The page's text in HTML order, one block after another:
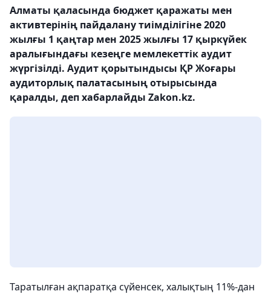
Алматы қаласында бюджет қаражаты мен
активтерінің пайдалану тиімділігіне 2020
жылғы 1 қаңтар мен 2025 жылғы 17 қыркүйек
аралығындағы кезеңге мемлекеттік аудит
жүргізілді. Аудит қорытындысы ҚР Жоғары
аудиторлық палатасының отырысында
қаралды, деп хабарлайды Zakon.kz.
Таратылған ақпаратқа сүйенсек, халықтың 11%-дан